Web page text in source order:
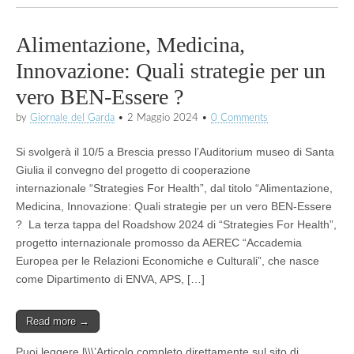
Alimentazione, Medicina,
Innovazione: Quali strategie per un
vero BEN-Essere ?
by Giornale del Garda • 2 Maggio 2024 • 0 Comments
Si svolgerà il 10/5 a Brescia presso l’Auditorium museo di Santa
Giulia il convegno del progetto di cooperazione
internazionale “Strategies For Health”, dal titolo “Alimentazione,
Medicina, Innovazione: Quali strategie per un vero BEN-Essere
? La terza tappa del Roadshow 2024 di “Strategies For Health”,
progetto internazionale promosso da AEREC “Accademia
Europea per le Relazioni Economiche e Culturali”, che nasce
come Dipartimento di ENVA, APS, […]
Read more →
Puoi leggere l\\\’Articolo completo direttamente sul sito di